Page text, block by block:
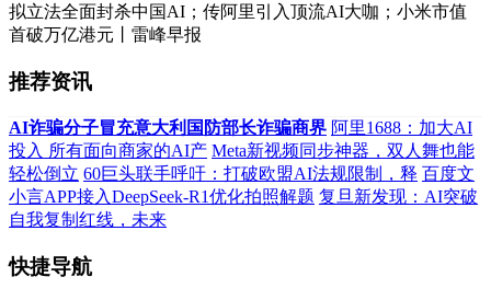
拟立法全面封杀中国AI；传阿里引入顶流AI大咖；小米市值
首破万亿港元丨雷峰早报
推荐资讯
AI诈骗分子冒充意大利国防部长诈骗商界 阿里1688：加大AI
投入 所有面向商家的AI产 Meta新视频同步神器，双人舞也能
轻松倒立 60巨头联手呼吁：打破欧盟AI法规限制，释 百度文
小言APP接入DeepSeek-R1优化拍照解题 复旦新发现：AI突破
自我复制红线，未来
快捷导航